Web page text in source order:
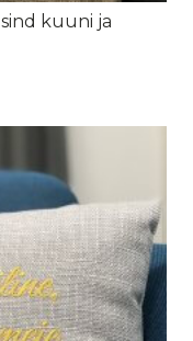
sind kuuni ja